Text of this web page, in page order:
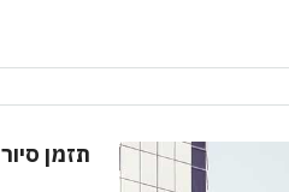
תזמן סיור